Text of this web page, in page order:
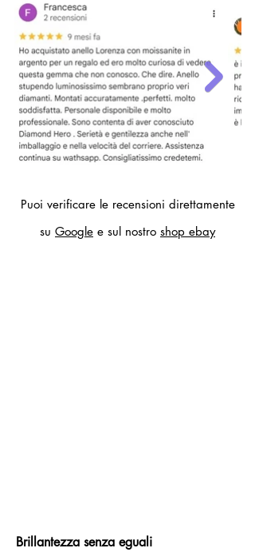
Puoi verificare le recensioni direttamente
su Google e sul nostro shop ebay
Brillantezza senza eguali